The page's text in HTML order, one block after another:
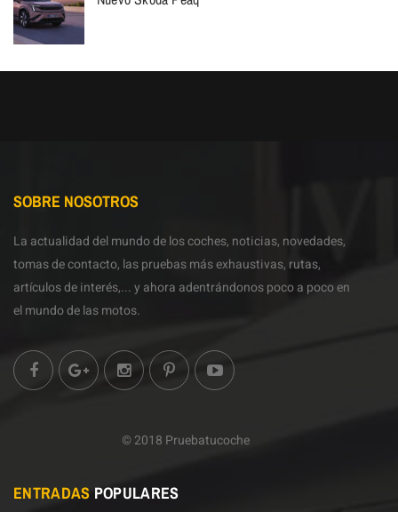
SOBRE NOSOTROS
La actualidad del mundo de los coches, noticias, novedades,
tomas de contacto, las pruebas más exhaustivas, rutas,
artículos de interés,... y ahora adentrándonos poco a poco en
el mundo de las motos.
© 2018 Pruebatucoche
ENTRADAS POPULARES